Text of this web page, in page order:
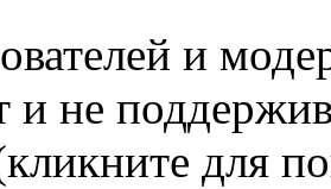
и
не
для